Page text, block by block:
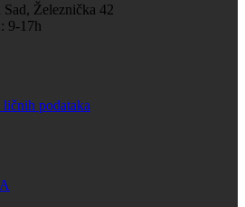
Železnička 42
9-17h
podataka